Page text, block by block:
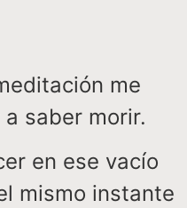
me
saber morir.
en ese vacío
mismo instante